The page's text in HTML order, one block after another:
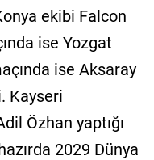
ekibi Falcon
ise Yozgat
ise Aksaray
Kayseri
Özhan yaptığı
2029 Dünya